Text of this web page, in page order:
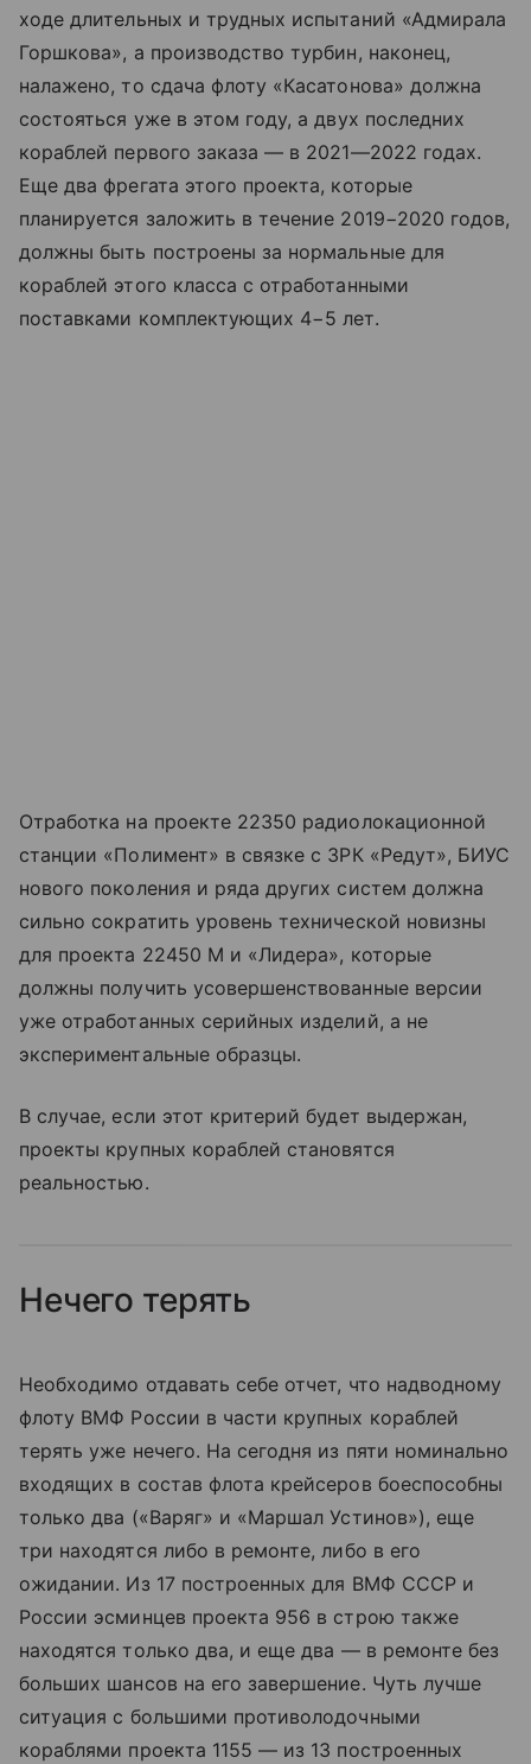
ходе длительных и трудных испытаний «Адмирала
Горшкова», а производство турбин, наконец,
налажено, то сдача флоту «Касатонова» должна
состояться уже в этом году, а двух последних
кораблей первого заказа — в 2021—2022 годах.
Еще два фрегата этого проекта, которые
планируется заложить в течение 2019−2020 годов,
должны быть построены за нормальные для
кораблей этого класса с отработанными
поставками комплектующих 4−5 лет.
Отработка на проекте 22350 радиолокационной
станции «Полимент» в связке с ЗРК «Редут», БИУС
нового поколения и ряда других систем должна
сильно сократить уровень технической новизны
для проекта 22450 М и «Лидера», которые
должны получить усовершенствованные версии
уже отработанных серийных изделий, а не
экспериментальные образцы.
В случае, если этот критерий будет выдержан,
проекты крупных кораблей становятся
реальностью.
Нечего терять
Необходимо отдавать себе отчет, что надводному
флоту ВМФ России в части крупных кораблей
терять уже нечего. На сегодня из пяти номинально
входящих в состав флота крейсеров боеспособны
только два («Варяг» и «Маршал Устинов»), еще
три находятся либо в ремонте, либо в его
ожидании. Из 17 построенных для ВМФ СССР и
России эсминцев проекта 956 в строю также
находятся только два, и еще два — в ремонте без
больших шансов на его завершение. Чуть лучше
ситуация с большими противолодочными
кораблями проекта 1155 — из 13 построенных